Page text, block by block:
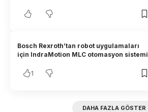
Bosch Rexroth’tan robot uygulamaları
için IndraMotion MLC otomasyon sistemi
1
DAHA FAZLA GÖSTER